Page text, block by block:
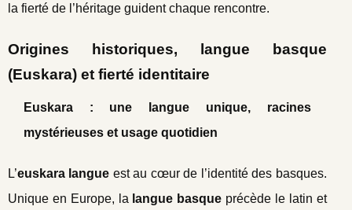
la fierté de l’héritage guident chaque rencontre.
Origines historiques, langue basque
(Euskara) et fierté identitaire
Euskara : une langue unique, racines
mystérieuses et usage quotidien
L’euskara langue est au cœur de l’identité des basques.
Unique en Europe, la langue basque précède le latin et